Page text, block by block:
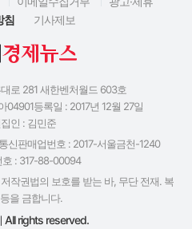
침
기사제보
로 281 새한벤처월드 603호
04901등록일 : 2017년 12월 27일
집인 : 김민준
신판매업번호 : 2017-서울금천-1240
호 : 317-88-00094
작권법의 보호를 받는 바, 무단 전재. 복
을 금합니다.
rights reserved.